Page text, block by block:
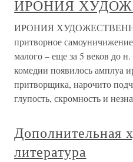
ИРОНИЯ
ИРОНИЯ
притворное
малого – еще за 5 веков до
комедии появилось амплуа
притворщика, нарочито
глупость, скромность и
Дополнительная
литература